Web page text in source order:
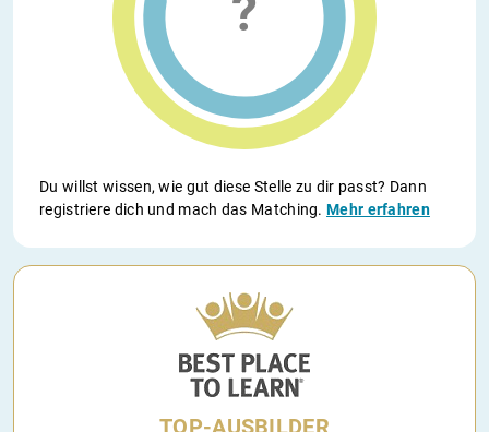
Du willst wissen, wie gut diese Stelle zu dir passt? Dann
registriere dich und mach das Matching.Mehr erfahren
TOP-AUSBILDER